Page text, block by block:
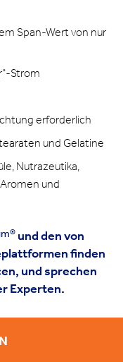
Span-Wert von nur
Strom
erforderlich
und Gelatine
Nutrazeutika,
und
und den von
finden
und sprechen
Experten.